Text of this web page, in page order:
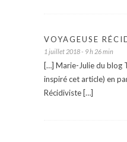
VOYAGEUSE
1 juillet 2018 - 9 h 26 min
[…] Marie-Julie du blog
inspiré cet article) en
Récidiviste […]